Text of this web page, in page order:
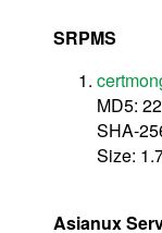
SRPMS
MD5:
SHA-
Size:
Asianux